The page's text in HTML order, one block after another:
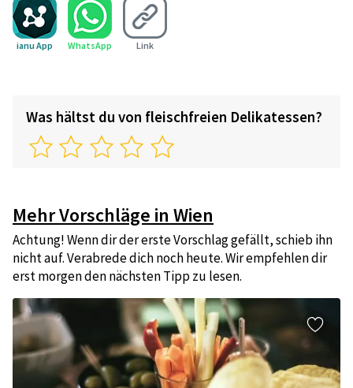
ianu App WhatsApp Link
Was hältst du von fleischfreien Delikatessen?
Mehr Vorschläge in Wien
Achtung! Wenn dir der erste Vorschlag gefällt, schieb ihn
nicht auf. Verabrede dich noch heute. Wir empfehlen dir
erst morgen den nächsten Tipp zu lesen.